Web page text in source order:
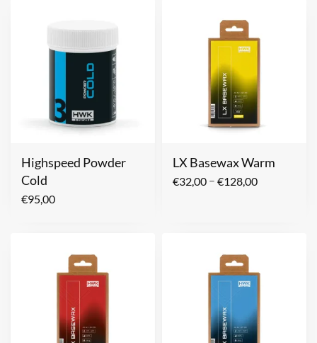
Highspeed Powder
Cold
€95,00
LX Basewax Warm
€32,00 – €128,00